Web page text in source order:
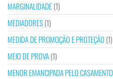
MARGINALIDADE(1)
MEDIADORES(1)
MEDIDA DE PROMOÇÃO E PROTEÇÃO (1)
MEIO DE PROVA(1)
MENOR EMANCIPADA PELO CASAMENTO